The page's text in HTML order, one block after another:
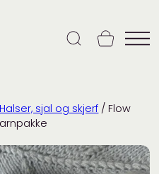
Halser, sjal og skjerf / Flow